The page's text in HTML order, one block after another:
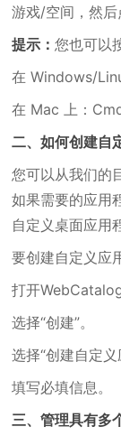
游戏/空间，然后
提示：您也可以
在 Windows/
在 Mac 上：
二、如何创建自
您可以从我们的
如果需要的应用
自定义桌面应用
要创建自定义应
打开
选择“创建”。
选择“创建自定义
填写必填信息。
三、管理具有多